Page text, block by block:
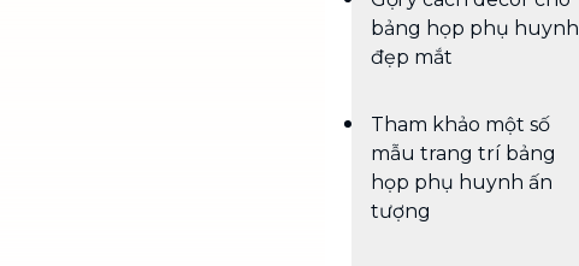
bảng họp phụ huynh
đẹp mắt
Tham khảo một số
mẫu trang trí bảng
họp phụ huynh ấn
tượng